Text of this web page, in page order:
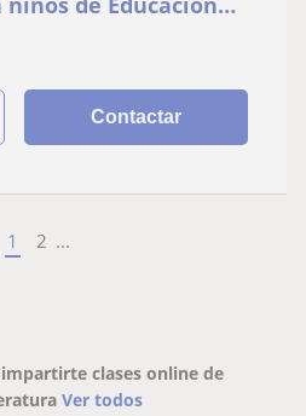
Contactar
1 2 ...
clases online de
Ver todos